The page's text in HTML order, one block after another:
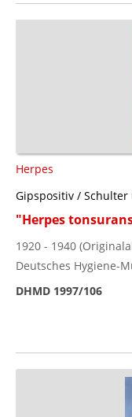
Herpes
Gipspositiv /
"Herpes
1920 - 1940
Deutsches Hygiene-
DHMD 1997/106